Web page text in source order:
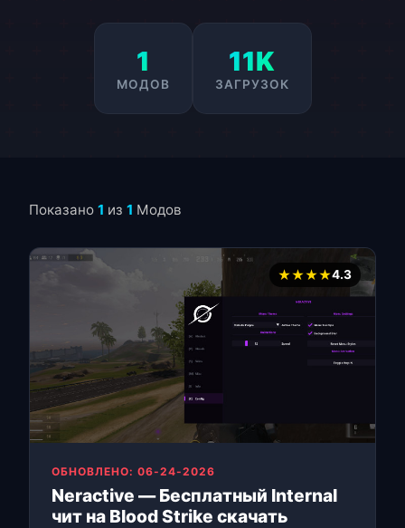
1
МОДОВ
11K
ЗАГРУЗОК
Показано 1 из 1 Модов
★★★★4.3
ОБНОВЛЕНО: 06-24-2026
Neractive — Бесплатный Internal
чит на Blood Strike скачать